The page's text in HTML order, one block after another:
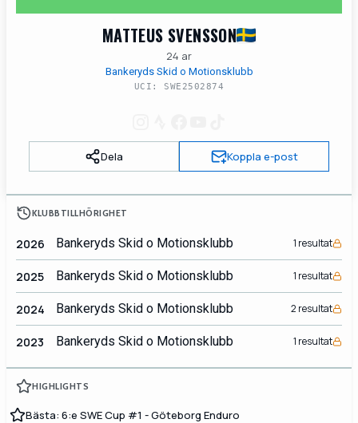
MATTEUS SVENSSON
24 ar
Bankeryds Skid o Motionsklubb
UCI: SWE2502874
Dela Koppla e-post
KLUBBTILLHÖRIGHET
2026 Bankeryds Skid o Motionsklubb 1 resultat
2025 Bankeryds Skid o Motionsklubb 1 resultat
2024 Bankeryds Skid o Motionsklubb 2 resultat
2023 Bankeryds Skid o Motionsklubb 1 resultat
HIGHLIGHTS
Bästa: 6:e SWE Cup #1 - Göteborg Enduro